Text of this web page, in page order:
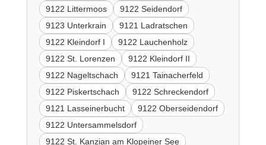
9122 Littermoos
9122 Seidendorf
9123 Unterkrain
9121 Ladratschen
9122 Kleindorf I
9122 Lauchenholz
9122 St. Lorenzen
9122 Kleindorf II
9122 Nageltschach
9121 Tainacherfeld
9122 Piskertschach
9122 Schreckendorf
9121 Lasseinerbucht
9122 Oberseidendorf
9122 Untersammelsdorf
9122 St. Kanzian am Klopeiner See